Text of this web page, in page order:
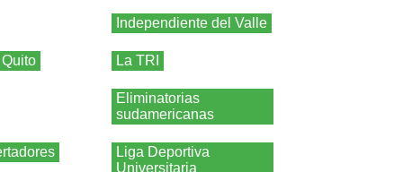
Independiente del Valle
La TRI
Eliminatorias
sudamericanas
Liga Deportiva
Universitaria